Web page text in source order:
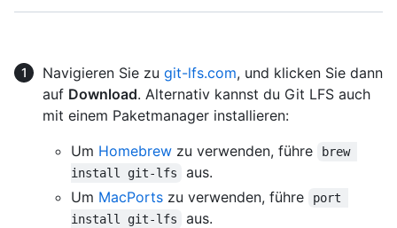
Navigieren Sie zu git-lfs.com, und klicken Sie dann
auf Download. Alternativ kannst du Git LFS auch
mit einem Paketmanager installieren:
Um Homebrew zu verwenden, führe
brew
install git-lfs
aus.
Um MacPorts zu verwenden, führe
port
install git-lfs
aus.